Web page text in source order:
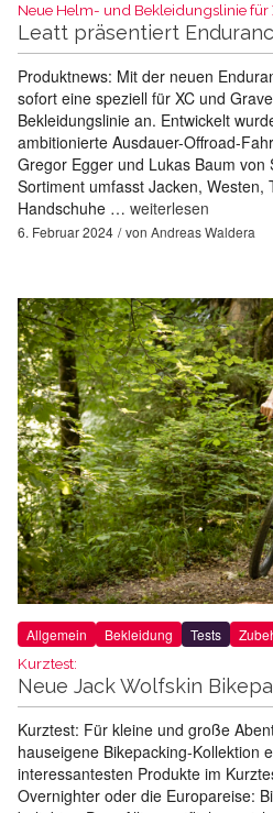
Neue Helm- und Bekleidungslinie für
Leatt präsentiert
Produktnews: Mit der neuen
sofort eine speziell für XC und
Bekleidungslinie an. Entwickelt
ambitionierte Ausdauer-Offroad-
Gregor Egger und Lukas Baum
Sortiment umfasst Jacken, Westen,
Handschuhe … weiterlesen
6. Februar 2024 von Andreas Waldera
Allgemein Bekleidung Tests
Kurztest:
Neue Jack Wolfskin
Kurztest: Für kleine und große
hauseigene Bikepacking-Kollektion
interessantesten Produkte im
Overnighter oder die Europareise: